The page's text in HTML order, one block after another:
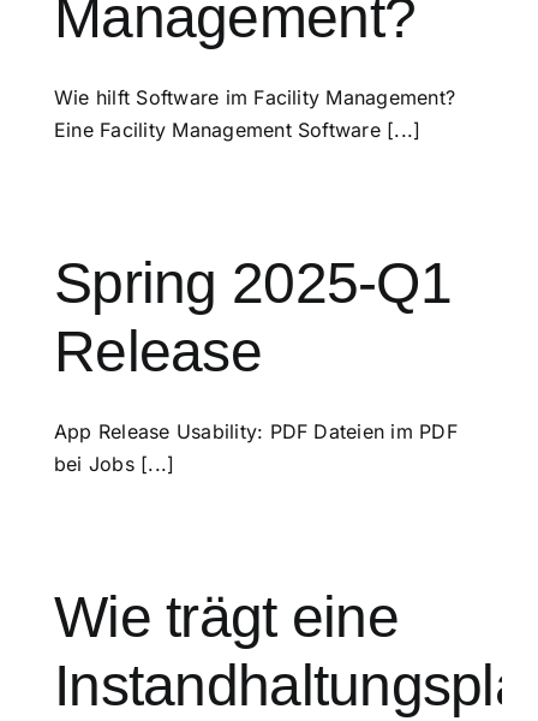
Management?
Wie hilft Software im Facility Management?
Eine Facility Management Software [...]
Spring 2025-Q1
Release
App Release Usability: PDF Dateien im PDF
bei Jobs [...]
Wie trägt eine